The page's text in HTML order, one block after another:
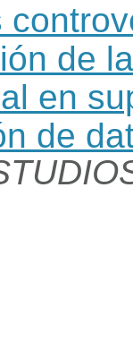
de
en
de